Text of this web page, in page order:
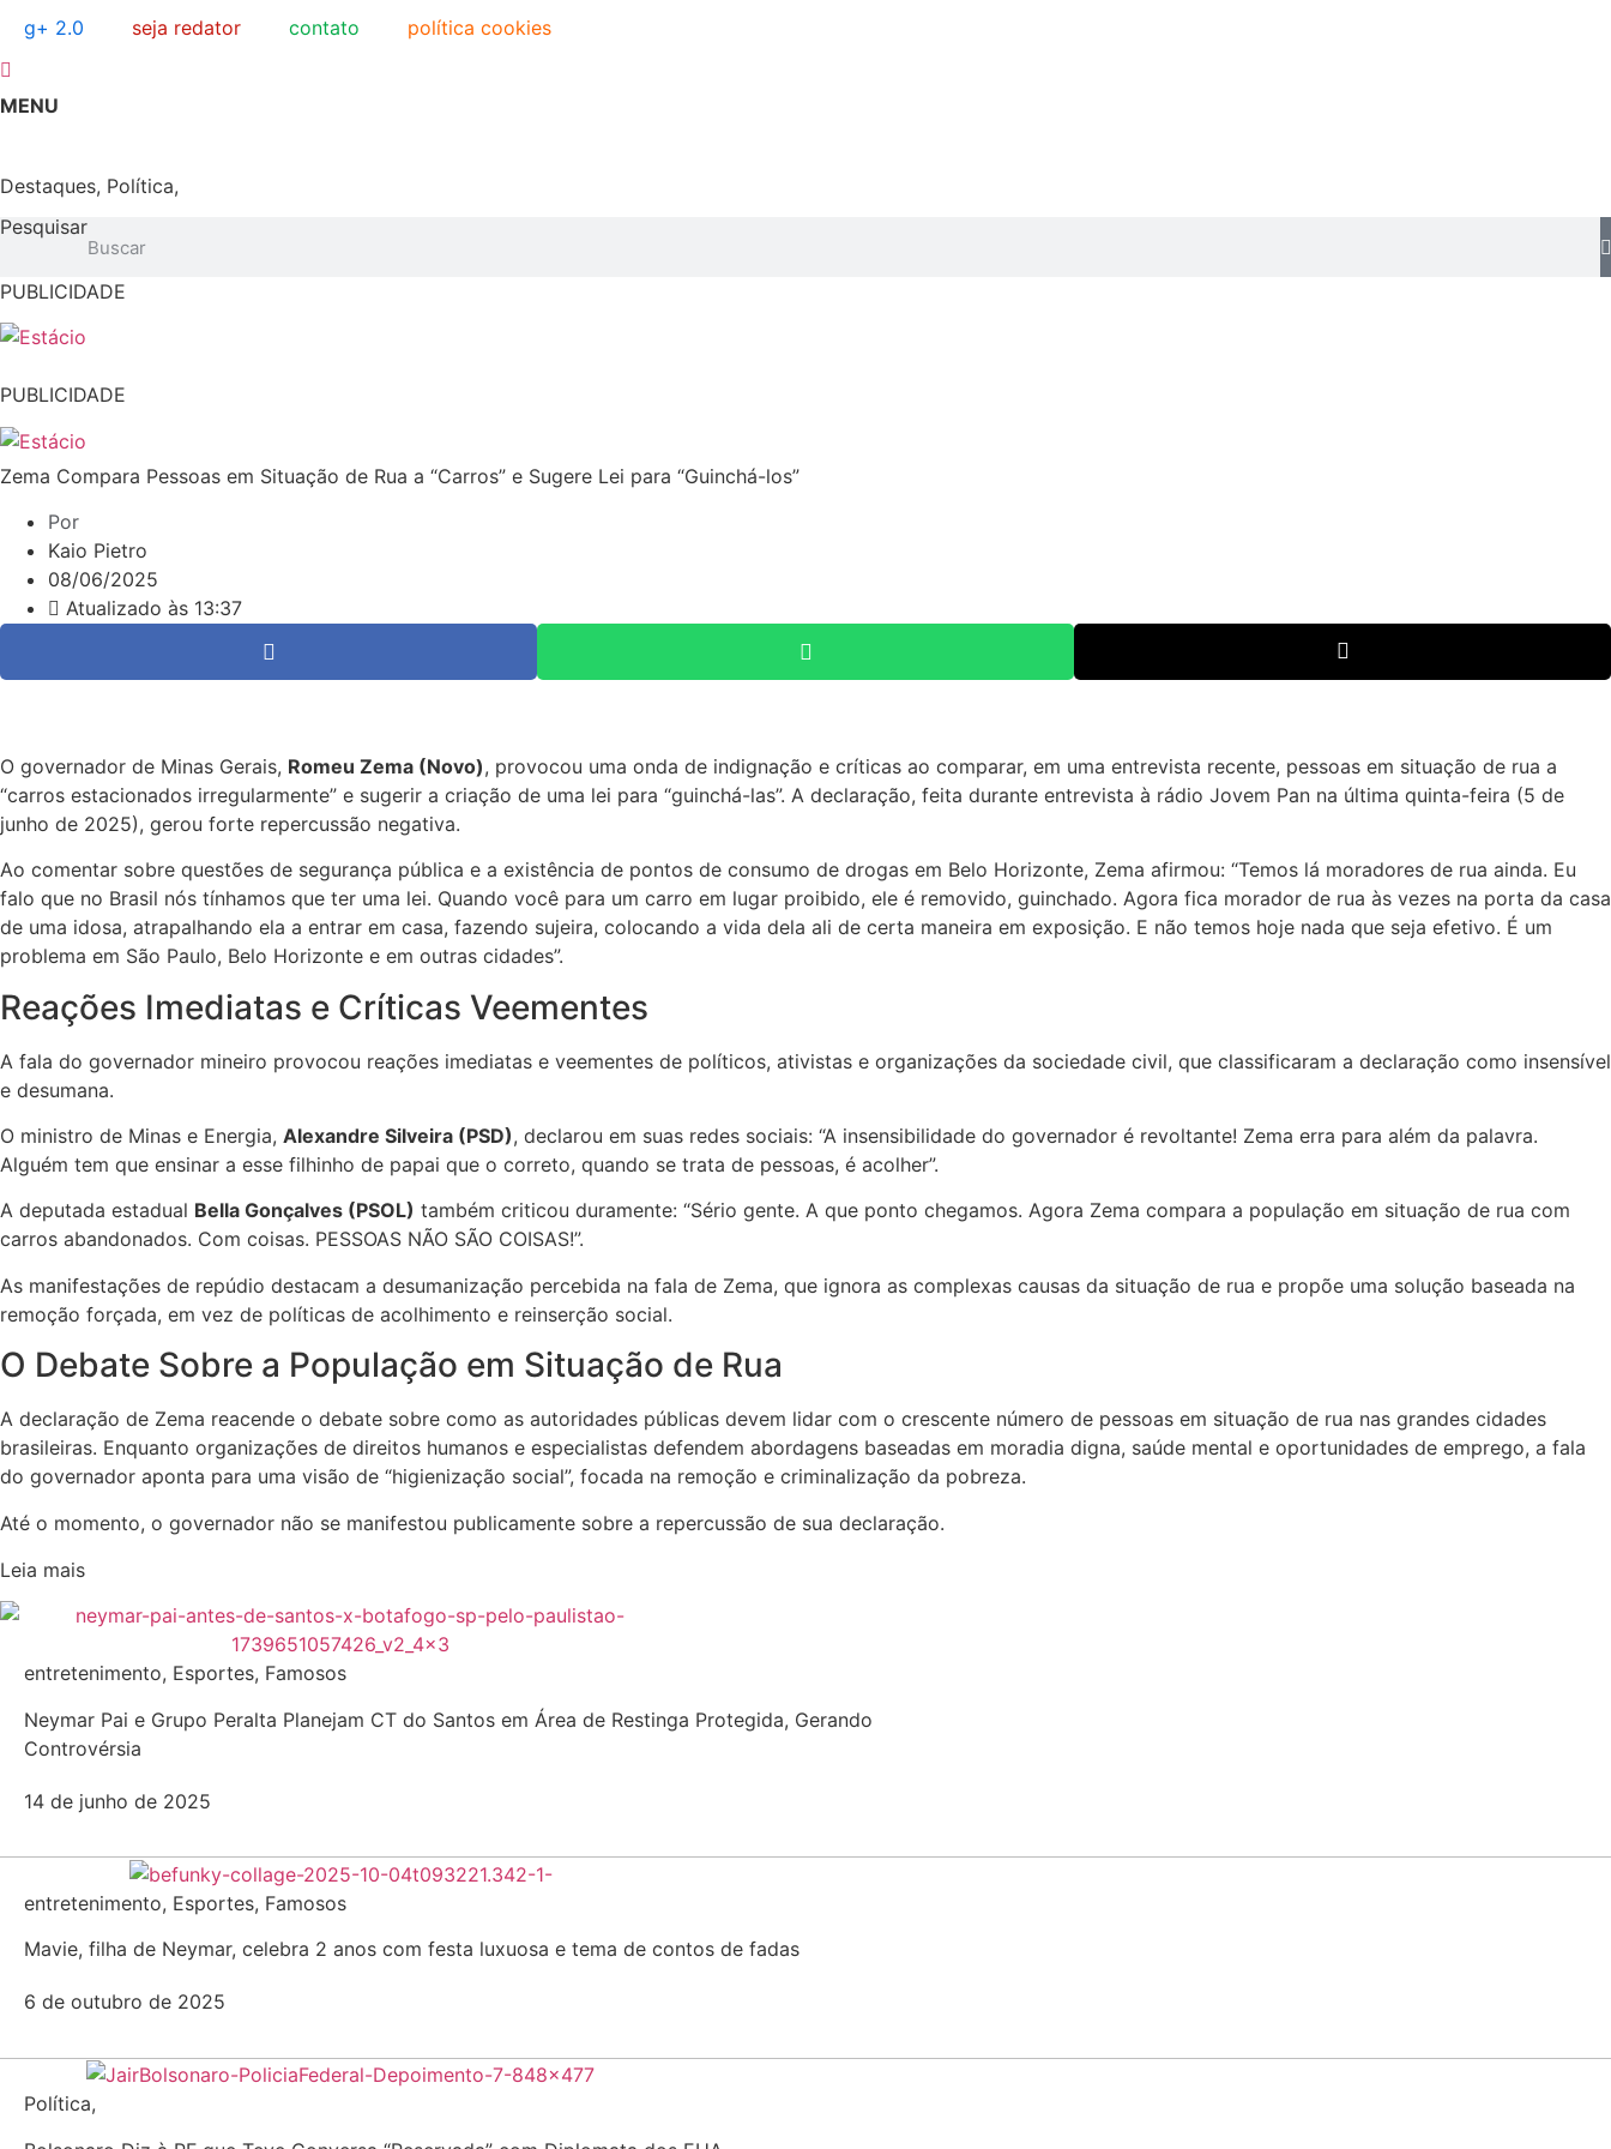
para
o
conteúdo
g+ 2.0 seja redator contato política cookies
MENU
Destaques, Política,
Pesquisar
PUBLICIDADE
PUBLICIDADE
Zema Compara Pessoas em Situação de Rua a “Carros” e Sugere Lei para “Guinchá-los”
Por
Kaio Pietro
08/06/2025
Atualizado às 13:37
O governador de Minas Gerais, Romeu Zema (Novo), provocou uma onda de indignação e críticas ao comparar, em uma entrevista recente, pessoas em situação de rua a
“carros estacionados irregularmente” e sugerir a criação de uma lei para “guinchá-las”. A declaração, feita durante entrevista à rádio Jovem Pan na última quinta-feira (5 de
junho de 2025), gerou forte repercussão negativa.
Ao comentar sobre questões de segurança pública e a existência de pontos de consumo de drogas em Belo Horizonte, Zema afirmou: “Temos lá moradores de rua ainda. Eu
falo que no Brasil nós tínhamos que ter uma lei. Quando você para um carro em lugar proibido, ele é removido, guinchado. Agora fica morador de rua às vezes na porta da casa
de uma idosa, atrapalhando ela a entrar em casa, fazendo sujeira, colocando a vida dela ali de certa maneira em exposição. E não temos hoje nada que seja efetivo. É um
problema em São Paulo, Belo Horizonte e em outras cidades”.
Reações Imediatas e Críticas Veementes
A fala do governador mineiro provocou reações imediatas e veementes de políticos, ativistas e organizações da sociedade civil, que classificaram a declaração como insensível
e desumana.
O ministro de Minas e Energia, Alexandre Silveira (PSD), declarou em suas redes sociais: “A insensibilidade do governador é revoltante! Zema erra para além da palavra.
Alguém tem que ensinar a esse filhinho de papai que o correto, quando se trata de pessoas, é acolher”.
A deputada estadual Bella Gonçalves (PSOL) também criticou duramente: “Sério gente. A que ponto chegamos. Agora Zema compara a população em situação de rua com
carros abandonados. Com coisas. PESSOAS NÃO SÃO COISAS!”.
As manifestações de repúdio destacam a desumanização percebida na fala de Zema, que ignora as complexas causas da situação de rua e propõe uma solução baseada na
remoção forçada, em vez de políticas de acolhimento e reinserção social.
O Debate Sobre a População em Situação de Rua
A declaração de Zema reacende o debate sobre como as autoridades públicas devem lidar com o crescente número de pessoas em situação de rua nas grandes cidades
brasileiras. Enquanto organizações de direitos humanos e especialistas defendem abordagens baseadas em moradia digna, saúde mental e oportunidades de emprego, a fala
do governador aponta para uma visão de “higienização social”, focada na remoção e criminalização da pobreza.
Até o momento, o governador não se manifestou publicamente sobre a repercussão de sua declaração.
Leia mais
entretenimento, Esportes, Famosos
Neymar Pai e Grupo Peralta Planejam CT do Santos em Área de Restinga Protegida, Gerando
Controvérsia
14 de junho de 2025
entretenimento, Esportes, Famosos
Mavie, filha de Neymar, celebra 2 anos com festa luxuosa e tema de contos de fadas
6 de outubro de 2025
Política,